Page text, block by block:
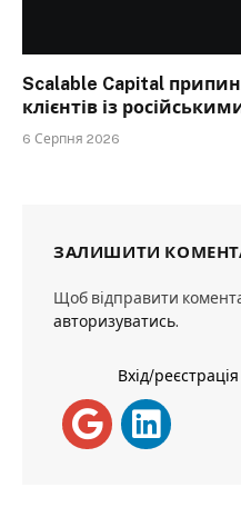
Scalable Capital
клієнтів із
6 Серпня 2026
ЗАЛИШИТИ
Щоб відправити
авторизуватись.
Вхід/